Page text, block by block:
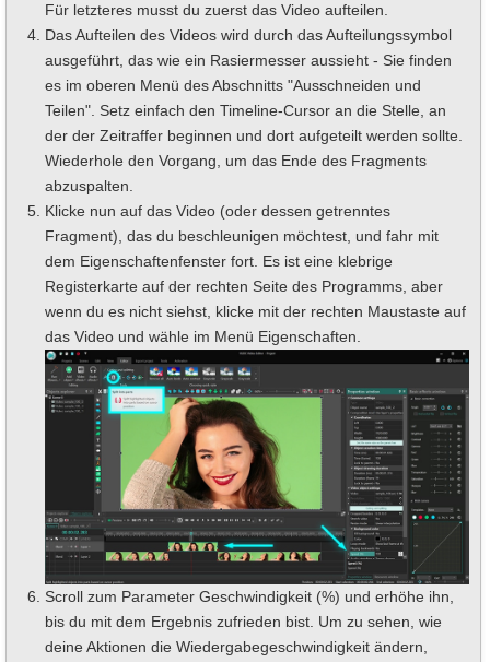
Für letzteres musst du zuerst das Video aufteilen.
Das Aufteilen des Videos wird durch das Aufteilungssymbol
ausgeführt, das wie ein Rasiermesser aussieht - Sie finden
es im oberen Menü des Abschnitts "Ausschneiden und
Teilen". Setz einfach den Timeline-Cursor an die Stelle, an
der der Zeitraffer beginnen und dort aufgeteilt werden sollte.
Wiederhole den Vorgang, um das Ende des Fragments
abzuspalten.
Klicke nun auf das Video (oder dessen getrenntes
Fragment), das du beschleunigen möchtest, und fahr mit
dem Eigenschaftenfenster fort. Es ist eine klebrige
Registerkarte auf der rechten Seite des Programms, aber
wenn du es nicht siehst, klicke mit der rechten Maustaste auf
das Video und wähle im Menü Eigenschaften.
Scroll zum Parameter Geschwindigkeit (%) und erhöhe ihn,
bis du mit dem Ergebnis zufrieden bist. Um zu sehen, wie
deine Aktionen die Wiedergabegeschwindigkeit ändern,